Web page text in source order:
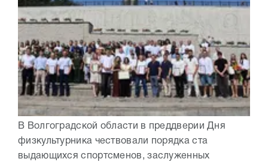
В Волгоградской области в преддверии Дня
физкультурника чествовали порядка ста
выдающихся спортсменов, заслуженных